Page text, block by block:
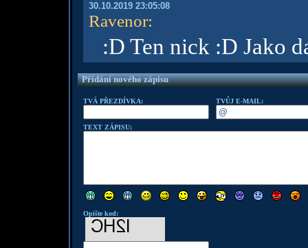
30.10.2019 23:05:08
Ravenor:
:D Ten nick :D Jako
Přidání nového zápisu
TVÁ PŘEZDÍVKA: TVŮJ E-MAIL:
TEXT ZÁPISU:
Opište kod: